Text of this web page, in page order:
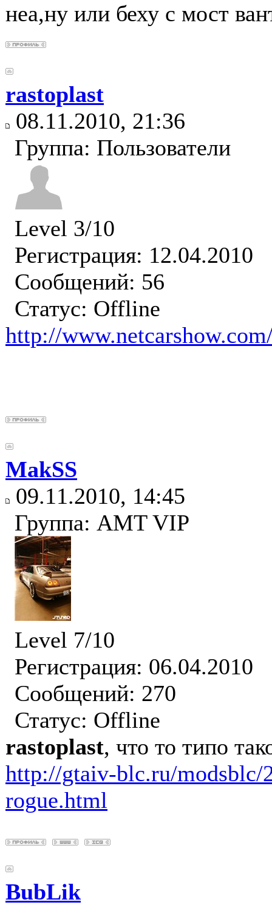
неа,ну или беху с мост
rastoplast
08.11.2010, 21:36
Группа: Пользователи
Level 3/10
Регистрация: 12.04.2010
Сообщений: 56
Статус: Offline
http://
MakSS
09.11.2010, 14:45
Группа: AMT VIP
Level 7/10
Регистрация: 06.04.2010
Сообщений: 270
Статус: Offline
rastoplast, что то типо
http://gtaiv-blc.ru/modsblc/
rogue.html
BubLik